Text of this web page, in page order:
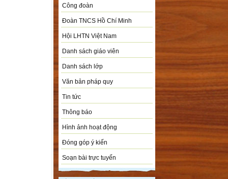
Công đoàn
Đoàn TNCS Hồ Chí Minh
Hội LHTN Việt Nam
Danh sách giáo viên
Danh sách lớp
Văn bản pháp quy
Tin tức
Thông báo
Hình ảnh hoạt động
Đóng góp ý kiến
Soạn bài trực tuyến